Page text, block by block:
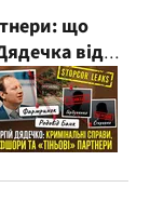
що
від